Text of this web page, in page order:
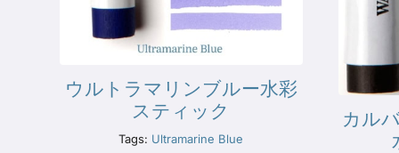
ウルトラマリンブルー水彩
スティック
Tags: Ultramarine Blue
カル